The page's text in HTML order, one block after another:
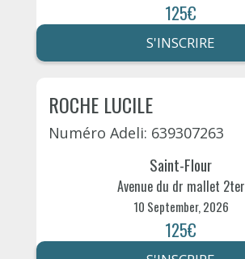
125€
S'INSCRIRE
ROCHE LUCILE
Numéro Adeli: 639307263
Saint-Flour
Avenue du dr mallet 2ter
10 September, 2026
125€